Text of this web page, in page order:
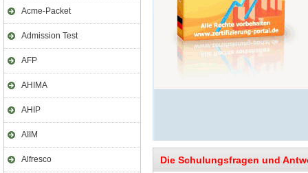
Acme-Packet
Admission Test
AFP
AHIMA
AHIP
AIIM
Alfresco Die Schulungsfragen und